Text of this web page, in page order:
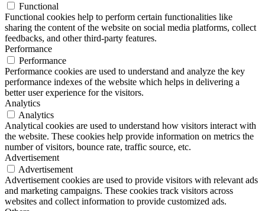
Functional
Functional cookies help to perform certain functionalities like
sharing the content of the website on social media platforms, collect
feedbacks, and other third-party features.
Performance
Performance
Performance cookies are used to understand and analyze the key
performance indexes of the website which helps in delivering a
better user experience for the visitors.
Analytics
Analytics
Analytical cookies are used to understand how visitors interact with
the website. These cookies help provide information on metrics the
number of visitors, bounce rate, traffic source, etc.
Advertisement
Advertisement
Advertisement cookies are used to provide visitors with relevant ads
and marketing campaigns. These cookies track visitors across
websites and collect information to provide customized ads.